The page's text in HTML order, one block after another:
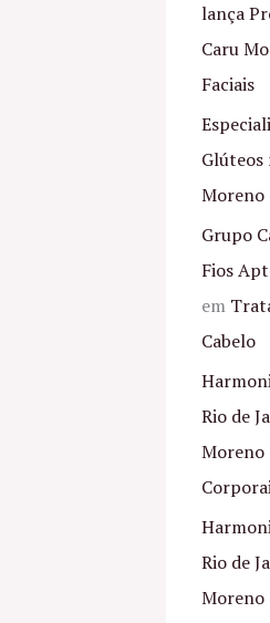
lança
Caru
Faciais
Glúteos
Moreno
Grupo
Fios
em
Cabelo
Rio de
Moreno
Rio de
Moreno